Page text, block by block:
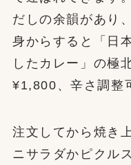
だしの余韻があり
身からすると「日
したカレー」の極
¥1,800、辛さ調整
注文してから焼き
ニサラダかピクル